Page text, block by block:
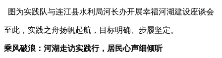
图为实践队与连江县水利局河长办开展幸福河湖建设座谈会
至此，实践之舟扬帆起航，目标明确、步履坚定。
乘风破浪：河湖走访实践行，居民心声细倾听